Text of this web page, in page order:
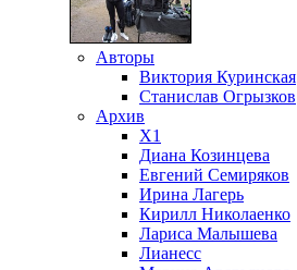
Авторы
Виктория Куринская
Станислав Огрызков
Архив
X1
Диана Козинцева
Евгений Семиряков
Ирина Лагерь
Кирилл Николаенко
Лариса Малышева
Лианесс